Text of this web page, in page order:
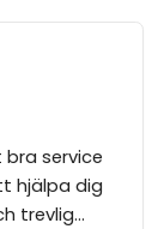
service
hjälpa dig
trevlig...